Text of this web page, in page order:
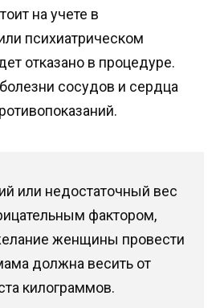
на учете в
психиатрическом
отказано в процедуре.
сосудов и сердца
или недостаточный вес
фактором,
женщины провести
должна весить от
килограммов.